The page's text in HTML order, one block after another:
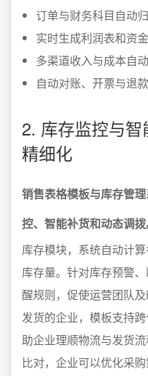
订单与财务科目自动
实时生成利润表和资
多渠道收入与成本自
自动对账、开票与退
2. 库存监控与
精细化
销售表格模板与库存管
控、智能补货和动态调拨
库存模块，系统自动计
库存量。针对库存预警
醒规则，促使运营团队
发货的企业，模板支持
助企业理顺物流与发货
比对，企业可以优化采